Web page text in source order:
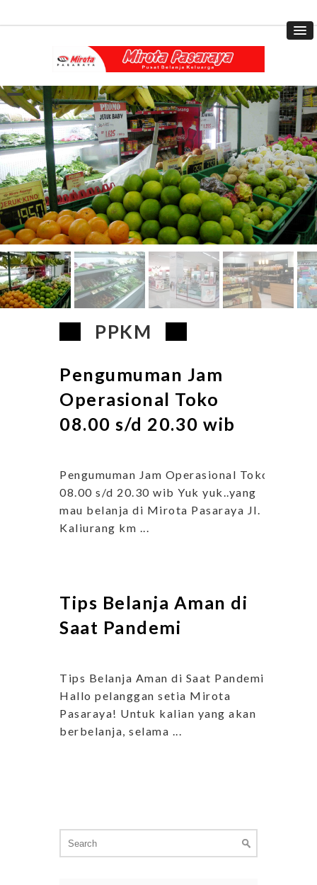
PPKM
Pengumuman Jam
Operasional Toko
08.00 s/d 20.30 wib
Pengumuman Jam Operasional Toko
08.00 s/d 20.30 wib Yuk yuk..yang
mau belanja di Mirota Pasaraya Jl.
Kaliurang km ...
Tips Belanja Aman di
Saat Pandemi
Tips Belanja Aman di Saat Pandemi
Hallo pelanggan setia Mirota
Pasaraya! Untuk kalian yang akan
berbelanja, selama ...
for: